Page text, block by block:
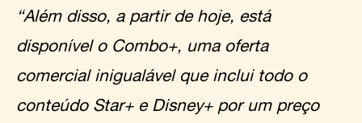
“Além disso, a partir de hoje, está
disponível o Combo+, uma oferta
comercial inigualável que inclui todo o
conteúdo Star+ e Disney+ por um preço